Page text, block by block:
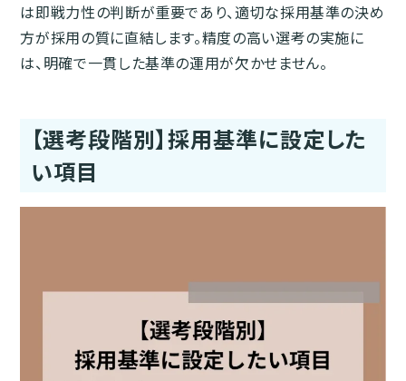
は即戦力性の判断が重要であり、適切な採用基準の決め
方が採用の質に直結します。精度の高い選考の実施に
は、明確で一貫した基準の運用が欠かせません。
【選考段階別】採用基準に設定した
い項目